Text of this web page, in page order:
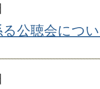
公聴会につ